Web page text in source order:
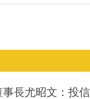
長尤昭文：投信